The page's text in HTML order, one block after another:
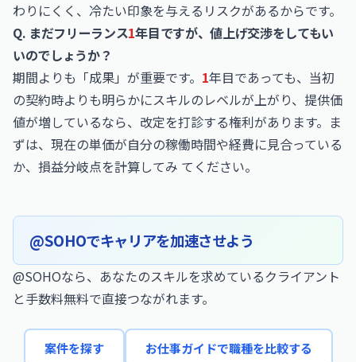
わりにくく、冷たい印象を与えるリスクがあるからです。
Q. まだフリーランス1年目ですが、値上げ交渉をしてもい
いのでしょうか？
期間よりも「成果」が重要です。 1年目であっても、当初
の契約時よりも明らかにスキルのレベルが上がり、提供価
値が増しているなら、改定を打診する権利があります。ま
ずは、現在の単価が自分の稼働時間や経費に見合っている
か、損益分岐点を計算してみ てください。
@SOHOでキャリアを加速させよう
@SOHOなら、あなたのスキルを求めているクライアント
と手数料無料で直接つながれます。
案件を探す お仕事ガイドで職種を比較する